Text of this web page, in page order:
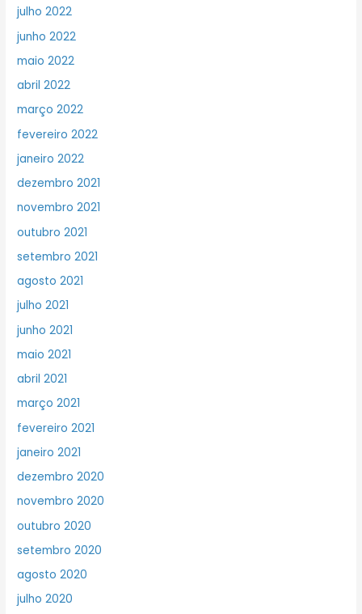
julho 2022
junho 2022
maio 2022
abril 2022
março 2022
fevereiro 2022
janeiro 2022
dezembro 2021
novembro 2021
outubro 2021
setembro 2021
agosto 2021
julho 2021
junho 2021
maio 2021
abril 2021
março 2021
fevereiro 2021
janeiro 2021
dezembro 2020
novembro 2020
outubro 2020
setembro 2020
agosto 2020
julho 2020